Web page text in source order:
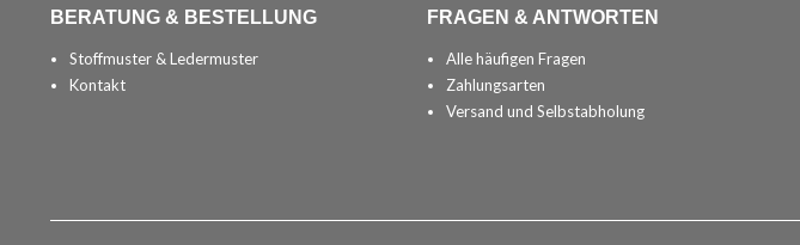
BERATUNG & BESTELLUNG
Stoffmuster & Ledermuster
Kontakt
FRAGEN & ANTWORTEN
Alle häufigen Fragen
Zahlungsarten
Versand und Selbstabholung